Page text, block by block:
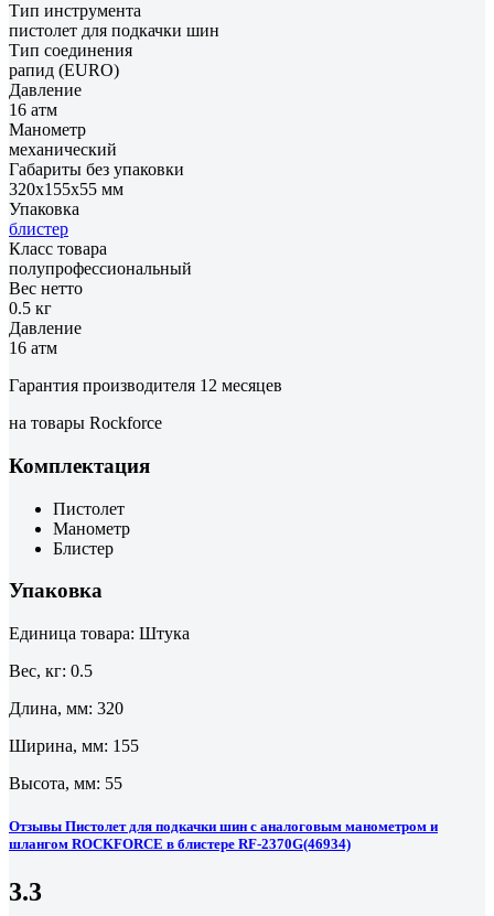
Тип инструмента
пистолет для подкачки шин
Тип соединения
рапид (EURO)
Давление
16 атм
Манометр
механический
Габариты без упаковки
320х155х55 мм
Упаковка
блистер
Класс товара
полупрофессиональный
Вес нетто
0.5 кг
Давление
16 атм
Гарантия производителя 12 месяцев
на товары Rockforce
Комплектация
Пистолет
Манометр
Блистер
Упаковка
Единица товара: Штука
Вес, кг: 0.5
Длина, мм: 320
Ширина, мм: 155
Высота, мм: 55
Отзывы Пистолет для подкачки шин с аналоговым манометром и
шлангом ROCKFORCE в блистере RF-2370G(46934)
3.3